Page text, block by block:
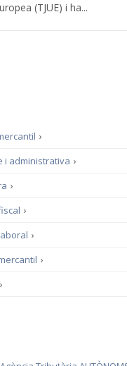
(TJUE) i ha...
›
›
i administrativa
›
›
›
›
›